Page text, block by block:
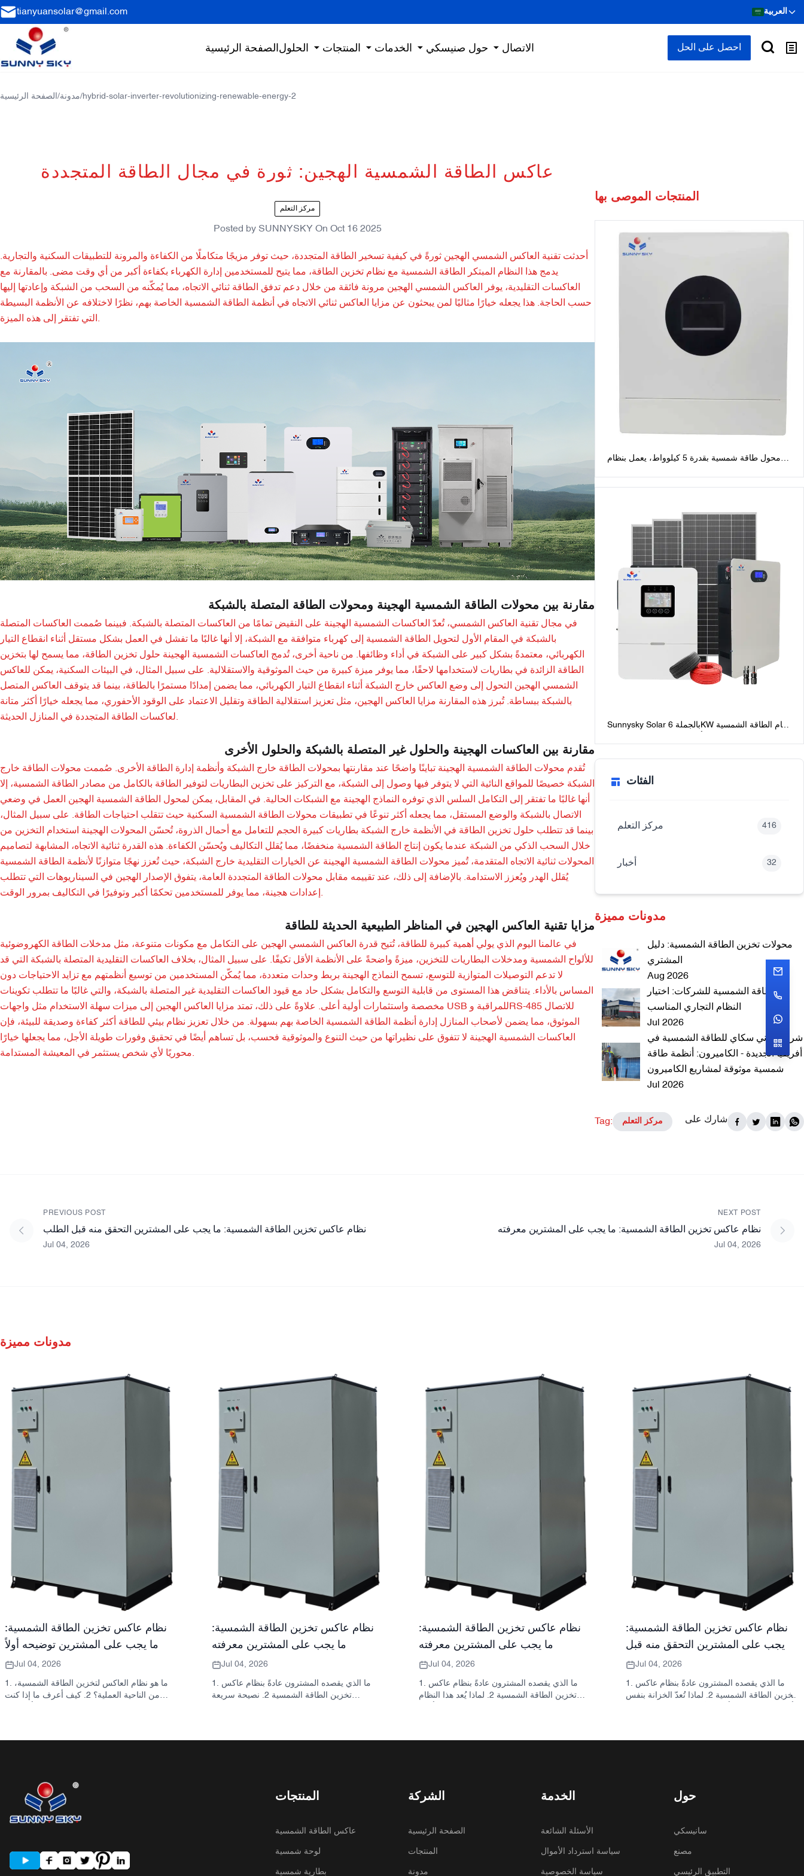
tianyuansolar@gmail.com العربية
الصفحة الرئيسية الحلول المنتجات الخدمات حول صنيسكي الاتصال احصل على الحل
الصفحة الرئيسية /مدونة/hybrid-solar-inverter-revolutionizing-renewable-energy-2
عاكس الطاقة الشمسية الهجين: ثورة في مجال الطاقة المتجددة
مركز التعلم
Posted by SUNNYSKY On Oct 16 2025
أحدثت تقنية العاكس الشمسي الهجين ثورةً في كيفية تسخير الطاقة المتجددة، حيث توفر مزيجًا متكاملًا من الكفاءة والمرونة للتطبيقات السكنية والتجارية.
يدمج هذا النظام المبتكر الطاقة الشمسية مع نظام تخزين الطاقة، مما يتيح للمستخدمين إدارة الكهرباء بكفاءة أكبر من أي وقت مضى. بالمقارنة مع
العاكسات التقليدية، يوفر العاكس الشمسي الهجين مرونة فائقة من خلال دعم تدفق الطاقة ثنائي الاتجاه، مما يُمكّنه من السحب من الشبكة وإعادتها إليها
حسب الحاجة. هذا يجعله خيارًا مثاليًا لمن يبحثون عن مزايا العاكس ثنائي الاتجاه في أنظمة الطاقة الشمسية الخاصة بهم، نظرًا لاختلافه عن الأنظمة البسيطة
التي تفتقر إلى هذه الميزة.
مقارنة بين محولات الطاقة الشمسية الهجينة ومحولات الطاقة المتصلة بالشبكة
في مجال تقنية العاكس الشمسي، تُعدّ العاكسات الشمسية الهجينة على النقيض تمامًا من العاكسات المتصلة بالشبكة. فبينما صُممت العاكسات المتصلة
بالشبكة في المقام الأول لتحويل الطاقة الشمسية إلى كهرباء متوافقة مع الشبكة، إلا أنها غالبًا ما تفشل في العمل بشكل مستقل أثناء انقطاع التيار
الكهربائي، معتمدةً بشكل كبير على الشبكة في أداء وظائفها. من ناحية أخرى، تُدمج العاكسات الشمسية الهجينة حلول تخزين الطاقة، مما يسمح لها بتخزين
الطاقة الزائدة في بطاريات لاستخدامها لاحقًا، مما يوفر ميزة كبيرة من حيث الموثوقية والاستقلالية. على سبيل المثال، في البيئات السكنية، يمكن للعاكس
الشمسي الهجين التحول إلى وضع العاكس خارج الشبكة أثناء انقطاع التيار الكهربائي، مما يضمن إمدادًا مستمرًا بالطاقة، بينما قد يتوقف العاكس المتصل
بالشبكة ببساطة. تُبرز هذه المقارنة مزايا العاكس الهجين، مثل تعزيز استقلالية الطاقة وتقليل الاعتماد على الوقود الأحفوري، مما يجعله خيارًا أكثر متانة
لعاكسات الطاقة المتجددة في المنازل الحديثة.
مقارنة بين العاكسات الهجينة والحلول غير المتصلة بالشبكة والحلول الأخرى
تُقدم محولات الطاقة الشمسية الهجينة تباينًا واضحًا عند مقارنتها بمحولات الطاقة خارج الشبكة وأنظمة إدارة الطاقة الأخرى. صُممت محولات الطاقة خارج
الشبكة خصيصًا للمواقع النائية التي لا يتوفر فيها وصول إلى الشبكة، مع التركيز على تخزين البطاريات لتوفير الطاقة بالكامل من مصادر الطاقة الشمسية، إلا
أنها غالبًا ما تفتقر إلى التكامل السلس الذي توفره النماذج الهجينة مع الشبكات الحالية. في المقابل، يمكن لمحول الطاقة الشمسية الهجين العمل في وضعي
الاتصال بالشبكة والوضع المستقل، مما يجعله أكثر تنوعًا في تطبيقات محولات الطاقة الشمسية السكنية حيث تتقلب احتياجات الطاقة. على سبيل المثال،
بينما قد تتطلب حلول تخزين الطاقة في الأنظمة خارج الشبكة بطاريات كبيرة الحجم للتعامل مع أحمال الذروة، تُحسّن المحولات الهجينة استخدام التخزين من
خلال السحب الذكي من الشبكة عندما يكون إنتاج الطاقة الشمسية منخفضًا، مما يُقلل التكاليف ويُحسّن الكفاءة. هذه القدرة ثنائية الاتجاه، المشابهة لتصاميم
المحولات ثنائية الاتجاه المتقدمة، تُميز محولات الطاقة الشمسية الهجينة عن الخيارات التقليدية خارج الشبكة، حيث تُعزز نهجًا متوازنًا لأنظمة الطاقة الشمسية
يُقلل الهدر ويُعزز الاستدامة. بالإضافة إلى ذلك، عند تقييمه مقابل محولات الطاقة المتجددة العامة، يتفوق الإصدار الهجين في السيناريوهات التي تتطلب
إعدادات هجينة، مما يوفر للمستخدمين تحكمًا أكبر وتوفيرًا في التكاليف بمرور الوقت.
مزايا تقنية العاكس الهجين في المناظر الطبيعية الحديثة للطاقة
في عالمنا اليوم الذي يولي أهمية كبيرة للطاقة، تُتيح قدرة العاكس الشمسي الهجين على التكامل مع مكونات متنوعة، مثل مدخلات الطاقة الكهروضوئية
للألواح الشمسية ومدخلات البطاريات للتخزين، ميزةً واضحةً على الأنظمة الأقل تكيفًا. على سبيل المثال، بخلاف العاكسات التقليدية المتصلة بالشبكة التي قد
لا تدعم التوصيلات المتوازية للتوسع، تسمح النماذج الهجينة بربط وحدات متعددة، مما يُمكّن المستخدمين من توسيع أنظمتهم مع تزايد الاحتياجات دون
المساس بالأداء. يتناقض هذا المستوى من قابلية التوسع والتكامل بشكل حاد مع قيود العاكسات التقليدية غير المتصلة بالشبكة، والتي غالبًا ما تتطلب تكوينات
مخصصة واستثمارات أولية أعلى. علاوةً على ذلك، تمتد مزايا العاكس الهجين إلى ميزات سهلة الاستخدام مثل واجهات USB للمراقبة وRS-485 للاتصال
الموثوق، مما يضمن لأصحاب المنازل إدارة أنظمة الطاقة الشمسية الخاصة بهم بسهولة. من خلال تعزيز نظام بيئي للطاقة أكثر كفاءة وصديقة للبيئة، فإن
العاكسات الشمسية الهجينة لا تتفوق على نظيراتها من حيث التنوع والموثوقية فحسب، بل تساهم أيضًا في تحقيق وفورات طويلة الأجل، مما يجعلها خيارًا
محوريًا لأي شخص يستثمر في المعيشة المستدامة.
المنتجات الموصى بها
محول طاقة شمسية بقدرة 5 كيلوواط، يعمل بنظام
Sunnysky Solar بالجملة 6KW نظام الطاقة الشمسية
الفئات
مركز التعلم 416
أخبار 32
مدونات مميزة
محولات تخزين الطاقة الشمسية: دليل
المشتري
Aug 2026
الطاقة الشمسية للشركات: اختيار
النظام التجاري المناسب
Jul 2026
شركة ساني سكاي للطاقة الشمسية في
أفريقيا الجديدة - الكاميرون: أنظمة طاقة
شمسية موثوقة لمشاريع الكاميرون
Jul 2026
Tag: مركز التعلم شارك على
PREVIOUS POST
نظام عاكس تخزين الطاقة الشمسية: ما يجب على المشترين التحقق منه قبل الطلب
Jul 04, 2026
NEXT POST
نظام عاكس تخزين الطاقة الشمسية: ما يجب على المشترين معرفته
Jul 04, 2026
مدونات مميزة
نظام عاكس تخزين الطاقة الشمسية:
ما يجب على المشترين توضيحه أولاً
Jul 04, 2026
1. ما هو نظام العاكس لتخزين الطاقة الشمسية،
من الناحية العملية؟ 2. كيف أعرف ما إذا كنت
نظام عاكس تخزين الطاقة الشمسية:
ما يجب على المشترين معرفته
Jul 04, 2026
1. ما الذي يقصده المشترون عادةً بنظام عاكس
تخزين الطاقة الشمسية 2. نصيحة سريعة
نظام عاكس تخزين الطاقة الشمسية:
ما يجب على المشترين معرفته
Jul 04, 2026
1. ما الذي يقصده المشترون عادةً بنظام عاكس
تخزين الطاقة الشمسية 2. لماذا يُعد هذا النظام
نظام عاكس تخزين الطاقة الشمسية:
ما يجب على المشترين التحقق منه قبل
الطلب
Jul 04, 2026
1. ما الذي يقصده المشترون عادةً بنظام عاكس
تخزين الطاقة الشمسية 2. لماذا تُعدّ الخزانة بنفس
المنتجات
عاكس الطاقة الشمسية
لوحة شمسية
بطارية شمسية
الشركة
الصفحة الرئيسية
المنتجات
مدونة
الخدمة
الأسئلة الشائعة
سياسة استرداد الأموال
سياسة الخصوصية
حول
سانيسكي
مصنع
التطبيق الرئيسي